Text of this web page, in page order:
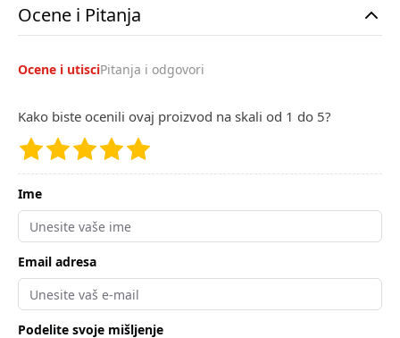
Ocene i Pitanja
Ocene i utisciPitanja i odgovori
Kako biste ocenili ovaj proizvod na skali od 1 do 5?
Ime
Email adresa
Podelite svoje mišljenje